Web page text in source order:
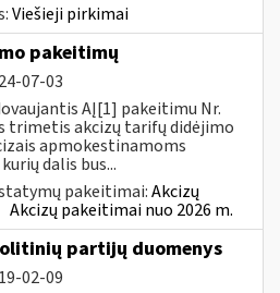
Viešieji pirkimai
pakeitimų
07-03
AĮ[1] pakeitimu Nr.
trimetis akcizų tarifų didėjimo
apmokestinamoms
dalis bus...
pakeitimai:Akcizų
Akcizų pakeitimai nuo 2026 m.
partijų duomenys
02-09